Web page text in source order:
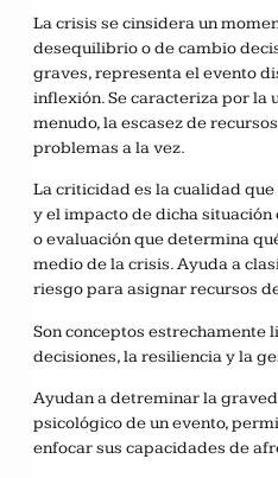
La crisis se cinsidera un
desequilibrio o de cambio
graves, representa el evento
inflexión. Se caracteriza por la
menudo, la escasez de
problemas a la vez.
La criticidad es la cualidad
y el impacto de dicha
o evaluación que determina
medio de la crisis. Ayuda a
riesgo para asignar recursos
Son conceptos estrechamente
decisiones, la resiliencia y la
Ayudan a detreminar la
psicológico de un evento,
enfocar sus capacidades de